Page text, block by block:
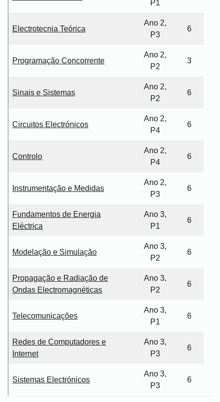
P1
Electrotecnia Teórica
Ano 2,
P3
6
Programação Concorrente
Ano 2,
P2
3
Sinais e Sistemas
Ano 2,
P2
6
Circuitos Electrónicos
Ano 2,
P4
6
Controlo
Ano 2,
P4
6
Instrumentação e Medidas
Ano 2,
P3
6
Fundamentos de Energia
Eléctrica
Ano 3,
P1
6
Modelação e Simulação
Ano 3,
P2
6
Propagação e Radiação de
Ondas Electromagnéticas
Ano 3,
P2
6
Telecomunicações
Ano 3,
P1
6
Redes de Computadores e
Internet
Ano 3,
P3
6
Sistemas Electrónicos
Ano 3,
P3
6